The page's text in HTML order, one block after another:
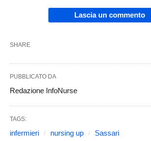
Lascia un commento
SHARE
PUBBLICATO DA
Redazione InfoNurse
TAGS:
infermieri nursing up Sassari